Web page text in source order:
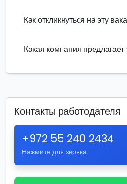
Как откликнуться на эту
Какая компания
Контакты работодателя
+972 55 240 2434
Нажмите для звонка